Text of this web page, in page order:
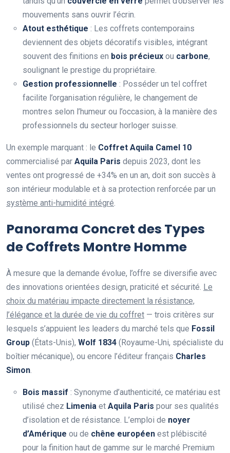
mouvements sans ouvrir l’écrin.
Atout esthétique : Les coffrets contemporains
deviennent des objets décoratifs visibles, intégrant
souvent des finitions en bois précieux ou carbone,
soulignant le prestige du propriétaire.
Gestion professionnelle : Posséder un tel coffret
facilite l’organisation régulière, le changement de
montres selon l’humeur ou l’occasion, à la manière des
professionnels du secteur horloger suisse.
Un exemple marquant : le Coffret Aquila Camel 10
commercialisé par Aquila Paris depuis 2023, dont les
ventes ont progressé de +34% en un an, doit son succès à
son intérieur modulable et à sa protection renforcée par un
système anti-humidité intégré
Panorama Concret des Types
de Coffrets Montre Homme
À mesure que la demande évolue, l’offre se diversifie avec
des innovations orientées design, praticité et sécurité. Le
choix du matériau impacte directement la résistance,
l’élégance et la durée de vie du coffret — trois critères sur
lesquels s’appuient les leaders du marché tels que Fossil
Group (États-Unis), Wolf 1834 (Royaume-Uni, spécialiste du
boîtier mécanique), ou encore l’éditeur français Charles
Simon
Bois massif : Synonyme d’authenticité, ce matériau est
utilisé chez Limenia et Aquila Paris pour ses qualités
d’isolation et de résistance. L’emploi de noyer
d’Amérique ou de chêne européen est plébiscité
pour la finition haut de gamme sur le marché Premium